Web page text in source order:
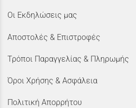
Οι Εκδηλώσεις μας
Αποστολές & Επιστροφές
Τρόποι Παραγγελίας & Πληρωμής
Όροι Χρήσης & Ασφάλεια
Πολιτική Απορρήτου